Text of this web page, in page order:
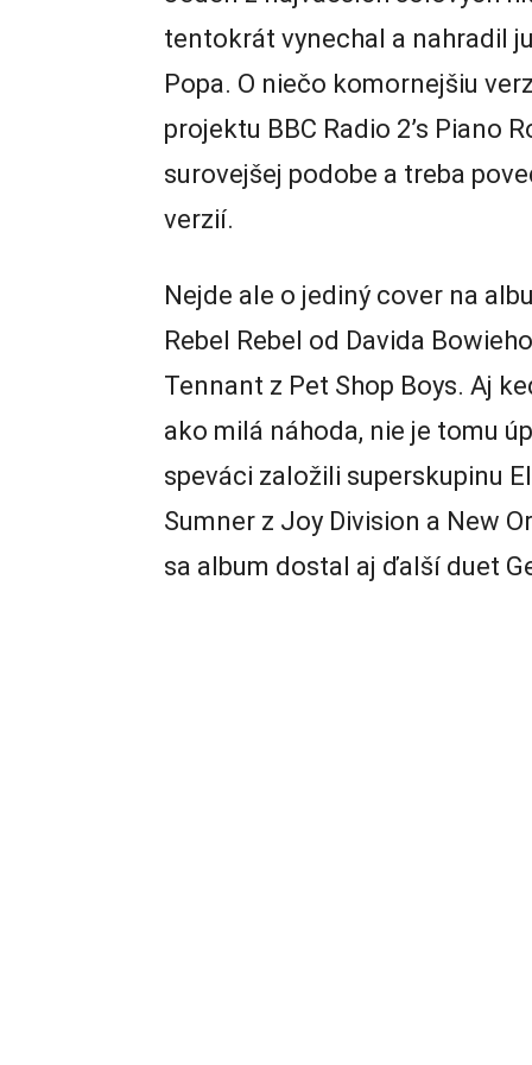
tentokrát vynechal a nahradil
Popa. O niečo komornejšiu
projektu BBC Radio 2’s Piano
surovejšej podobe a treba
verzií.
Nejde ale o jediný cover na
Rebel Rebel od Davida
Tennant z Pet Shop Boys. Aj
ako milá náhoda, nie je tomu
speváci založili superskupinu
Sumner z Joy Division a New
sa album dostal aj ďalší duet